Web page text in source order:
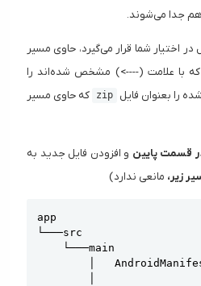
هم جدا می‌شوند.
در اختیار شما قرار می‌گیرد، حاوی مسیر
که با علامت (---->) مشخص شده‌اند را
را بعنوان فایل
zip
که حاوی مسیر
قسمت پایین و افزودن فایل جدید به
زیر، مانعی ندارد)
app
└───src
    └───main
│